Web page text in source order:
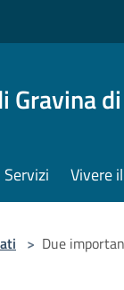
Gravina
Servizi Vivere
> Due